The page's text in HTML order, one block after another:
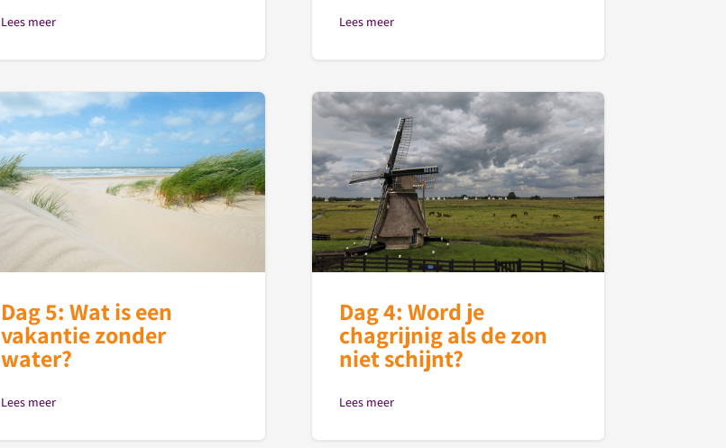
Lees meer Lees meer
Dag 5: Wat is een
vakantie zonder
water?
Lees meer
Dag 4: Word je
chagrijnig als de zon
niet schijnt?
Lees meer